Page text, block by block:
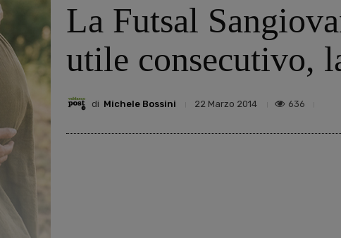
La Futsal
utile consecutivo,
di Michele Bossini 22 Marzo 2014 636